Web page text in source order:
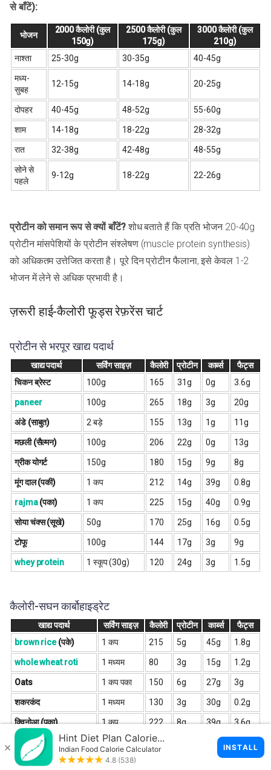
से बाँटें):
भोजन
2000 कैलोरी (कुल
150g)
2500 कैलोरी (कुल
175g)
3000 कैलोरी (कुल
210g)
नाश्ता
25-30g 30-35g 40-45g
मध्य-
सुबह
12-15g 14-18g 20-25g
दोपहर 40-45g 48-52g 55-60g
शाम 14-18g 18-22g 28-32g
रात 32-38g 42-48g 48-55g
सोने से
पहले
9-12g 18-22g 22-26g
प्रोटीन को समान रूप से क्यों बाँटें?शोध बताते हैं कि प्रति भोजन 20-40g
प्रोटीन मांसपेशियों के प्रोटीन संश्लेषण (muscle protein synthesis)
को अधिकतम उत्तेजित करता है। पूरे दिन प्रोटीन फैलाना, इसे केवल 1-2
भोजन में लेने से अधिक प्रभावी है।
ज़रूरी हाई-कैलोरी फूड्स रेफ़रेंस चार्ट
प्रोटीन से भरपूर खाद्य पदार्थ
खाद्य पदार्थ सर्विंग साइज़ कैलोरी प्रोटीन कार्ब्स
फैट्स
चिकन ब्रेस्ट
100g 165 31g 0g 3.6g
paneer 100g 265 18g 3g 20g
अंडे (साबुत) 2 बड़े 155 13g 1g 11g
मछली (सैल्मन) 100g 206 22g 0g 13g
ग्रीक योगर्ट 150g 180 15g 9g 8g
मूंग दाल (पकी) 1 कप 212 14g 39g 0.8g
rajma(पका) 1 कप 225 15g 40g 0.9g
सोया चंक्स (सूखे) 50g 170 25g 16g 0.5g
टोफू 100g 144 17g 3g 9g
whey protein 1 स्कूप (30g) 120 24g 3g 1.5g
कैलोरी-सघन कार्बोहाइड्रेट
खाद्य पदार्थ सर्विंग साइज़ कैलोरी प्रोटीन कार्ब्स
फैट्स
brown rice(पके) 1 कप 215 5g 45g 1.8g
whole wheat roti 1 मध्यम 80 3g 15g 1.2g
Oats 1 कप पका 150 6g 27g 3g
शकरकंद 1 मध्यम 130 3g 30g 0.2g
क्विनोआ (पका) 1 कप 222 8g 39g 3.6g
साबुत गेहूँ की ब्रेड 2 स्लाइस 160 30g
banana 1 मध्यम